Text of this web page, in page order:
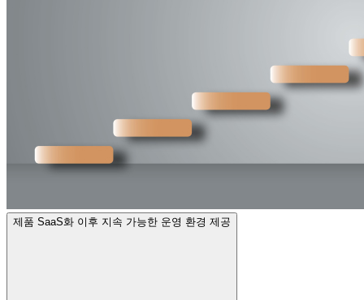
제품 SaaS화 이후 지속 가능한 운영 환경 제공